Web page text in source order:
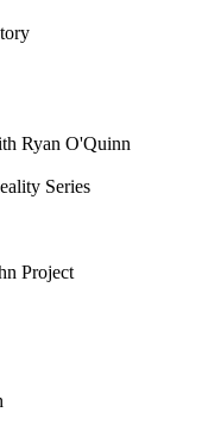
Ryan O'Quinn
Series
Project